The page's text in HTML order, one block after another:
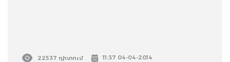
22537 դիտում 11:37 04-04-2014